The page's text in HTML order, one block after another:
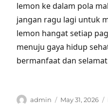
lemon ke dalam pola
jangan ragu lagi untuk
lemon hangat setiap
menuju gaya hidup
bermanfaat dan
Author
admin
Posted
May 31, 2026